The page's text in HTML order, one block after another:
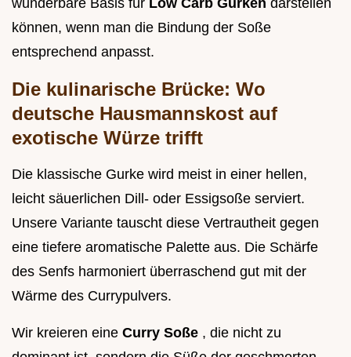
wunderbare Basis für Low Carb Gurken darstellen
können, wenn man die Bindung der Soße
entsprechend anpasst.
Die kulinarische Brücke: Wo
deutsche Hausmannskost auf
exotische Würze trifft
Die klassische Gurke wird meist in einer hellen,
leicht säuerlichen Dill- oder Essigsoße serviert.
Unsere Variante tauscht diese Vertrautheit gegen
eine tiefere aromatische Palette aus. Die Schärfe
des Senfs harmoniert überraschend gut mit der
Wärme des Currypulvers.
Wir kreieren eine Curry Soße , die nicht zu